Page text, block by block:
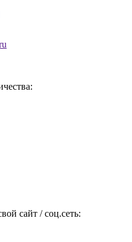
сайт / соц.сеть: